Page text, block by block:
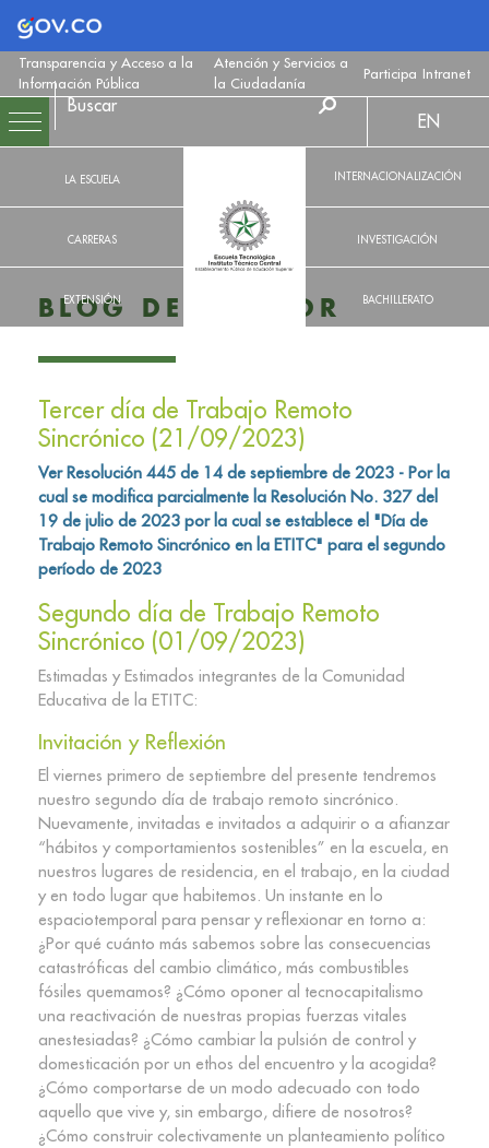
Logo Gobierno de Colombia
Transparencia y Acceso a la
Información Pública
Atención y Servicios a
la Ciudadanía
Participa Intranet
LA ESCUELA
CARRERAS
EXTENSIÓN
EN
INTERNACIONALIZACIÓN
INVESTIGACIÓN
BACHILLERATO
BLOG DEL RECTOR
Tercer día de Trabajo Remoto
Sincrónico (21/09/2023)
Ver Resolución 445 de 14 de septiembre de 2023 - Por la
cual se modifica parcialmente la Resolución No. 327 del
19 de julio de 2023 por la cual se establece el "Día de
Trabajo Remoto Sincrónico en la ETITC" para el segundo
período de 2023
Segundo día de Trabajo Remoto
Sincrónico (01/09/2023)
Estimadas y Estimados integrantes de la Comunidad
Educativa de la ETITC:
Invitación y Reflexión
El viernes primero de septiembre del presente tendremos
nuestro segundo día de trabajo remoto sincrónico.
Nuevamente, invitadas e invitados a adquirir o a afianzar
“hábitos y comportamientos sostenibles” en la escuela, en
nuestros lugares de residencia, en el trabajo, en la ciudad
y en todo lugar que habitemos. Un instante en lo
espaciotemporal para pensar y reflexionar en torno a:
¿Por qué cuánto más sabemos sobre las consecuencias
catastróficas del cambio climático, más combustibles
fósiles quemamos? ¿Cómo oponer al tecnocapitalismo
una reactivación de nuestras propias fuerzas vitales
anestesiadas? ¿Cómo cambiar la pulsión de control y
domesticación por un ethos del encuentro y la acogida?
¿Cómo comportarse de un modo adecuado con todo
aquello que vive y, sin embargo, difiere de nosotros?
¿Cómo construir colectivamente un planteamiento político